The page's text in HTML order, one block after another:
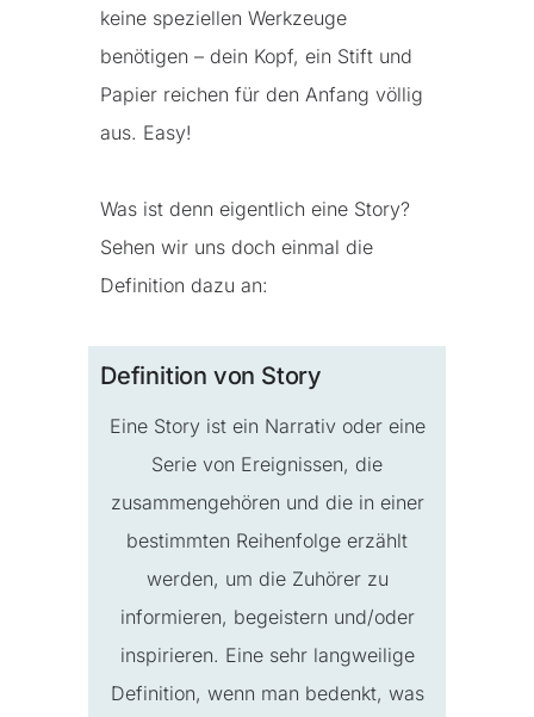
keine speziellen Werkzeuge
benötigen – dein Kopf, ein Stift und
Papier reichen für den Anfang völlig
aus. Easy!
Was ist denn eigentlich eine Story?
Sehen wir uns doch einmal die
Definition dazu an:
Definition von Story
Eine Story ist ein Narrativ oder eine
Serie von Ereignissen, die
zusammengehören und die in einer
bestimmten Reihenfolge erzählt
werden, um die Zuhörer zu
informieren, begeistern und/oder
inspirieren. Eine sehr langweilige
Definition, wenn man bedenkt, was